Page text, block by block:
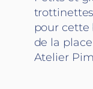
pour cette
de la
Atelier